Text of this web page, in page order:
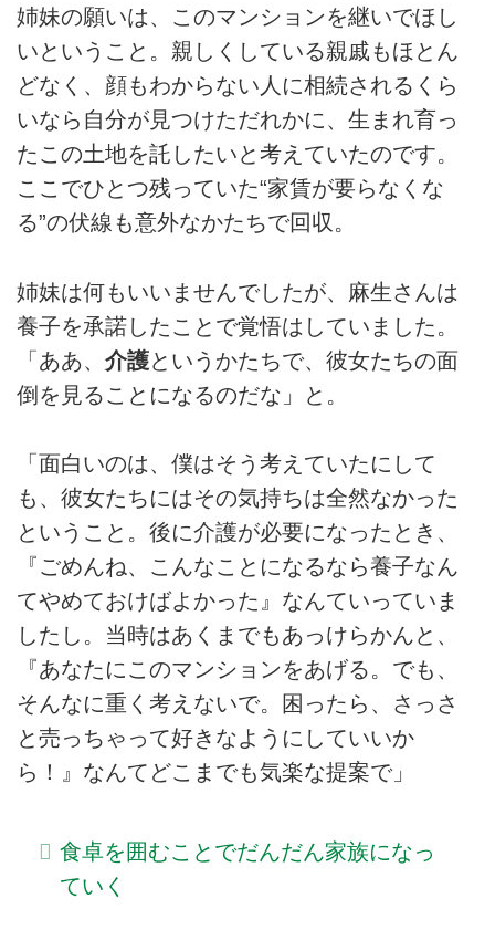
姉妹の願いは、このマンションを継いでほし
いということ。親しくしている親戚もほとん
どなく、顔もわからない人に相続されるくら
いなら自分が見つけただれかに、生まれ育っ
たこの土地を託したいと考えていたのです。
ここでひとつ残っていた“家賃が要らなくな
る”の伏線も意外なかたちで回収。
姉妹は何もいいませんでしたが、麻生さんは
養子を承諾したことで覚悟はしていました。
「ああ、 介護というかたちで、彼女たちの面
倒を見ることになるのだな」と。
「面白いのは、僕はそう考えていたにして
も、彼女たちにはその気持ちは全然なかった
ということ。後に介護が必要になったとき、
『ごめんね、こんなことになるなら養子なん
てやめておけばよかった』なんていっていま
したし。当時はあくまでもあっけらかんと、
『あなたにこのマンションをあげる。でも、
そんなに重く考えないで。困ったら、さっさ
と売っちゃって好きなようにしていいか
ら！』なんてどこまでも気楽な提案で」
食卓を囲むことでだんだん家族になっ
ていく